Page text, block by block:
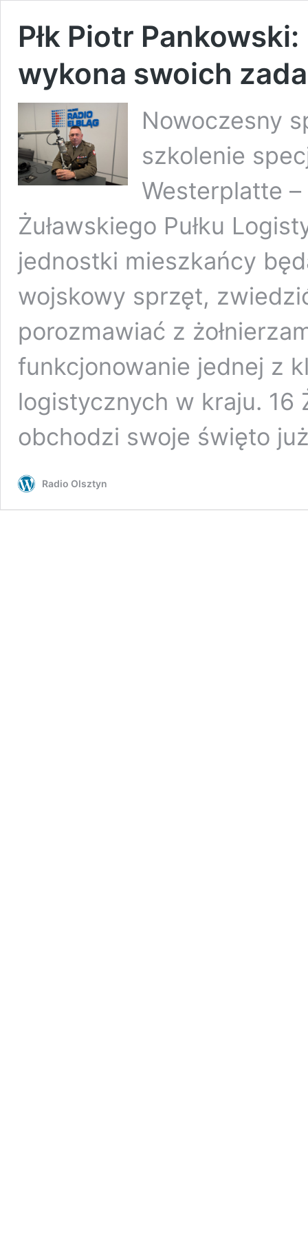
Płk Piotr
wykona swoich
Nowoczesny
szkolenie
Westerplatte
Żuławskiego Pułku
jednostki mieszkańcy
wojskowy sprzęt,
porozmawiać z
funkcjonowanie jednej z
logistycznych w kraju. 16
obchodzi swoje święto
Radio Olsztyn